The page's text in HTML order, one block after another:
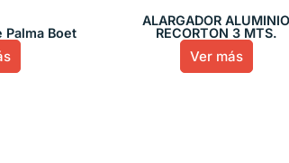
Palma Boet
ALARGADOR ALUMINIO
RECORTON 3 MTS.
Ver más